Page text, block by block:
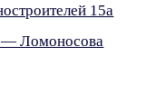
15а
— Ломоносова